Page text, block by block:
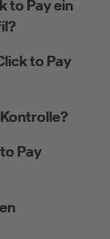
to Pay ein
to Pay
Pay